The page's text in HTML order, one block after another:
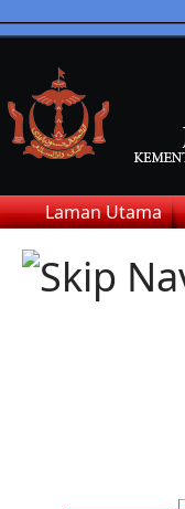
Laman Utama